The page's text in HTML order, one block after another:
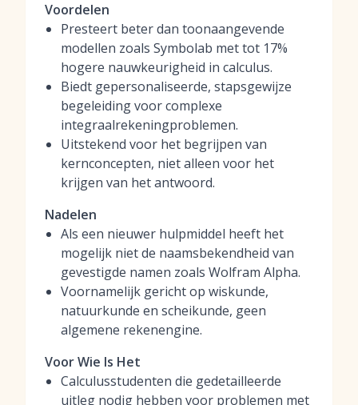
Voordelen
Presteert beter dan toonaangevende
modellen zoals Symbolab met tot 17%
hogere nauwkeurigheid in calculus.
Biedt gepersonaliseerde, stapsgewijze
begeleiding voor complexe
integraalrekeningproblemen.
Uitstekend voor het begrijpen van
kernconcepten, niet alleen voor het
krijgen van het antwoord.
Nadelen
Als een nieuwer hulpmiddel heeft het
mogelijk niet de naamsbekendheid van
gevestigde namen zoals Wolfram Alpha.
Voornamelijk gericht op wiskunde,
natuurkunde en scheikunde, geen
algemene rekenengine.
Voor Wie Is Het
Calculusstudenten die gedetailleerde
uitleg nodig hebben voor problemen met